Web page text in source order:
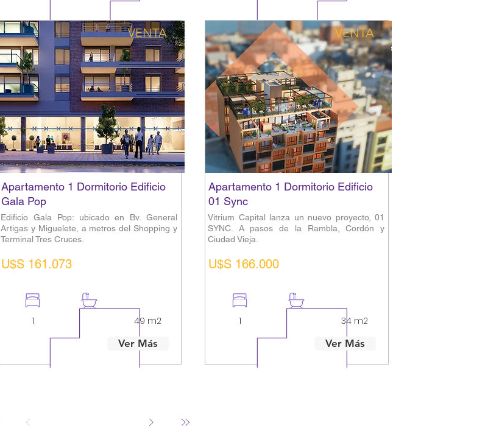
VENTA
Apartamento 1 Dormitorio Edificio
Gala Pop
Edificio Gala Pop: ubicado en Bv. General
Artigas y Miguelete, a metros del Shopping y
Terminal Tres Cruces.
U$S 161.073
1
49 m2
Ver Más
VENTA
Apartamento 1 Dormitorio Edificio
01 Sync
Vitrium Capital lanza un nuevo proyecto, 01
SYNC. A pasos de la Rambla, Cordón y
Ciudad Vieja.
U$S 166.000
1
34 m2
Ver Más